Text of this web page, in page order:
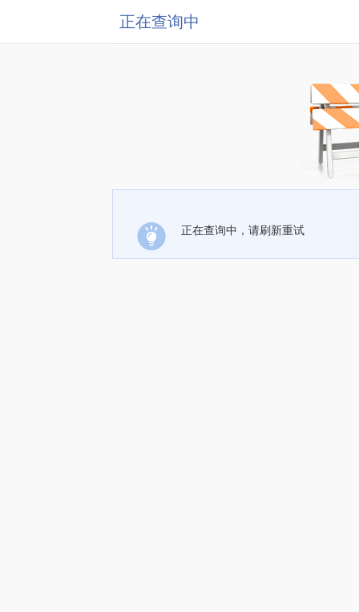
正在查询中
正在查询中，请刷新重试